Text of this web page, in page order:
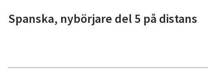
Spanska, nybörjare del 5 på distans